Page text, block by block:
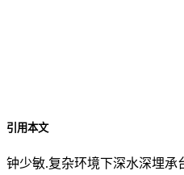
引用本文
钟少敏.复杂环境下深水深埋承